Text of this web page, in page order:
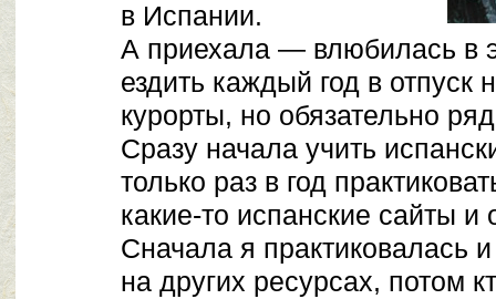
в Испании.
А приехала — влюбилась в
ездить каждый год в отпуск
курорты, но обязательно
Сразу начала учить
только раз в год
какие-то испанские сайты и
Сначала я практиковалась
на других ресурсах, потом